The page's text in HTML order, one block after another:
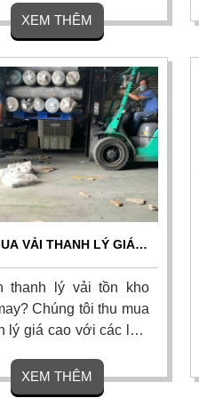
cả các loại mảnh dao
phay ngón carbide,
siêu cứng, chíp phế
cưa hợp kim đã
hoặc hư hỏng. Liên
XEM THÊM
VẢI THANH LÝ GIÁ
TOÁN 1 LẦN
thanh lý vải tồn kho
Chúng tôi thu mua
lý giá cao với các loại
thị trường. Cam kết
tận nơi, bốc xếp nhanh,
XEM THÊM